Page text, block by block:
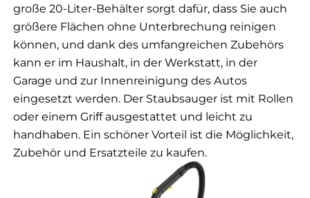
große 20-Liter-Behälter sorgt dafür, dass Sie auch
größere Flächen ohne Unterbrechung reinigen
können, und dank des umfangreichen Zubehörs
kann er im Haushalt, in der Werkstatt, in der
Garage und zur Innenreinigung des Autos
eingesetzt werden. Der Staubsauger ist mit Rollen
oder einem Griff ausgestattet und leicht zu
handhaben. Ein schöner Vorteil ist die Möglichkeit,
Zubehör und Ersatzteile zu kaufen.